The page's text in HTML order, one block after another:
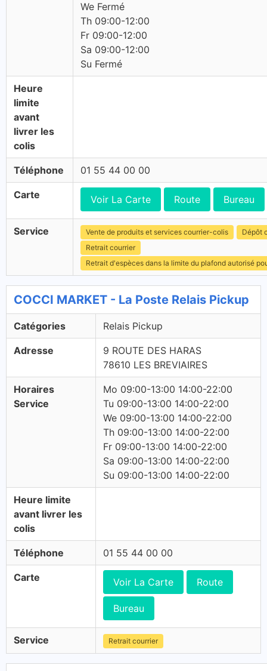
We Fermé
Th 09:00-12:00
Fr 09:00-12:00
Sa 09:00-12:00
Su Fermé
Heure
limite
avant
livrer les
colis
Téléphone 01 55 44 00 00
Carte Voir La Carte Route Bureau
Service Vente de produits et services courrier-colis
Dépôt
Retrait courrier
Retrait d'espèces dans la limite du plafond autorisé
COCCI MARKET - La Poste Relais Pickup
Catégories Relais Pickup
Adresse
9 ROUTE DES HARAS
78610 LES BREVIAIRES
Horaires
Service
Mo 09:00-13:00 14:00-22:00
Tu 09:00-13:00 14:00-22:00
We 09:00-13:00 14:00-22:00
Th 09:00-13:00 14:00-22:00
Fr 09:00-13:00 14:00-22:00
Sa 09:00-13:00 14:00-22:00
Su 09:00-13:00 14:00-22:00
Heure limite
avant livrer les
colis
Téléphone 01 55 44 00 00
Carte Voir La Carte Route
Bureau
Service Retrait courrier